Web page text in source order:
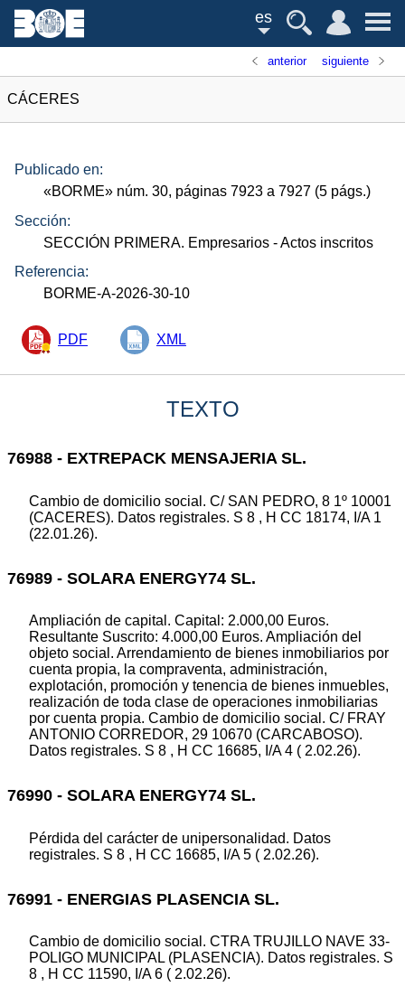
es
anterior siguiente
CÁCERES
Publicado en:
«BORME» núm. 30, páginas 7923 a 7927 (5 págs.)
Sección:
SECCIÓN PRIMERA. Empresarios - Actos inscritos
Referencia:
BORME-A-2026-30-10
PDF XML
TEXTO
76988 - EXTREPACK MENSAJERIA SL.
Cambio de domicilio social. C/ SAN PEDRO, 8 1º 10001
(CACERES). Datos registrales. S 8 , H CC 18174, I/A 1
(22.01.26).
76989 - SOLARA ENERGY74 SL.
Ampliación de capital. Capital: 2.000,00 Euros.
Resultante Suscrito: 4.000,00 Euros. Ampliación del
objeto social. Arrendamiento de bienes inmobiliarios por
cuenta propia, la compraventa, administración,
explotación, promoción y tenencia de bienes inmuebles,
realización de toda clase de operaciones inmobiliarias
por cuenta propia. Cambio de domicilio social. C/ FRAY
ANTONIO CORREDOR, 29 10670 (CARCABOSO).
Datos registrales. S 8 , H CC 16685, I/A 4 ( 2.02.26).
76990 - SOLARA ENERGY74 SL.
Pérdida del carácter de unipersonalidad. Datos
registrales. S 8 , H CC 16685, I/A 5 ( 2.02.26).
76991 - ENERGIAS PLASENCIA SL.
Cambio de domicilio social. CTRA TRUJILLO NAVE 33-
POLIGO MUNICIPAL (PLASENCIA). Datos registrales. S
8 , H CC 11590, I/A 6 ( 2.02.26).